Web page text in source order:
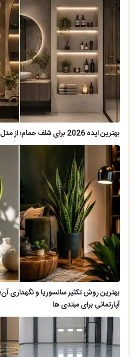
بهترین ایده 2026 برای شلف حمام؛ از مدل های ساده تا مدرن
بهترین روش تکثیر سانسوریا و نگهداری
آپارتمانی برای مبتدی ها